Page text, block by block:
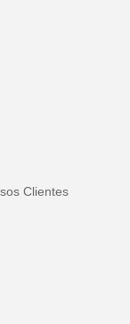
Clientes